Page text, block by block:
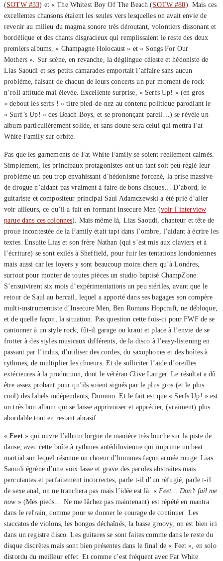
(SOTW #33) et « The Whitest Boy Of The Beach (SOTW #80). Mais ces
excellentes chansons étaient les seules vers lesquelles on avait envie de
revenir au milieu du magma sonore très déroutant, volontiers dissonant et
bordélique et des chants disgracieux qui remplissaient le reste des deux
premiers albums, « Champagne Holocaust » et « Songs For Our
Mothers ». Sur scène, en revanche, la déglingue céleste et hédoniste de
Lias Saoudi et ses petits camarades emportait l’affaire sans aucun
problème, faisant de chacun de leurs concerts un pur moment de rock
n’roll attitude mal élevée. Excellente surprise, « Serfs Up! » (en gros
« debout les serfs ! » titre pied-de-nez au contenu politique parodiant le
« Surf’s Up! » des Beach Boys, et se prononçant pareil…) se révèle un
album particulièrement solide, et sans doute sera celui qui mettra Fat
White Family sur orbite.
Pas que les garnements de Fat White Family se soient réellement calmés.
Simplement, les principaux protagonistes ont un tant soit peu réglé leur
problème un peu trop envahissant d’hédonisme forcené, la prise massive
de drogue n’aidant pas vraiment à faire de bons disques… D’abord, le
guitariste et compositeur principal Saul Adamczewski a été prié d’aller
voir ailleurs, ce qu’il a fait en formant Insecure Men (voir l’interview
parue dans ces colonnes). Mais même là, Lias Saoudi, chanteur et tête de
proue incontestée de la Family était tapi dans l’ombre, l’aidant à écrire les
textes. Ensuite Lias et son frère Nathan (qui s’est mis aux claviers et à
l’écriture) se sont exilés à Sheffield, pour fuir les tentations londoniennes
mais aussi car les loyers y sont beaucoup moins chers qu’à Londres,
surtout pour monter de toutes pièces un studio baptisé ChampZone.
S’ensuivirent six mois d’expérimentations un peu stériles, avant que le
retour de Saul au bercail, lequel a apporté dans ses bagages son compère
multi-instrumentiste d’Insecure Men, Ben Romans Hopcraft, ne débloque,
et de quelle façon, la situation. Pas question cette fois-ci pour FWF de se
cantonner à un style rock, fût-il garage ou kraut et place à l’envie de se
frotter à des styles musicaux différents, de la disco à l’easy-listening en
passant par l’indus, d’utiliser des cordes, du saxophones et des boîtes à
rythmes, de multiplier les choeurs. Et de solliciter l’aide d’oreilles
extérieures à la production, dont le vétéran Clive Langer. Le résultat a dû
être assez probant pour qu’ils soient signés par le plus gros (et le plus
cool) des labels indépendants, Domino. Et le fait est que « Serfs Up! » est
un très bon album qui se laisse apprivoiser et apprécier, (vraiment) plus
abordable tout en restant abrasif.
«Feet» qui ouvre l’album lorgne de manière très louche sur la piste de
danse, avec cette boîte à rythmes antédiluvienne qui imprime un beat
martial sur lequel résonne un choeur d’hommes façon armée rouge. Lias
Saoudi égrène d’une voix lasse et grave des paroles abstraites mais
percutantes et parfaitement incorrectes, parle t-il d’un réfugié, parle t-il
de sexe anal, on ne tranchera pas mais l’idée est là. « Feet… Don’t fail me
now» (Mes pieds… Ne me lâchez pas maintenant) est répété en mantra
dans le refrain, comme pour se donner le courage de continuer. Les
staccatos de violons, les bongos déchaînés, la basse groovy, on est bien ici
dans un registre disco. Les guitares se sont faites comme dans le reste du
disque discrètes mais sont bien présentes dans le final de « Feet », en solo
distordu du meilleur effet. Et comme c’est fréquent avec Fat White